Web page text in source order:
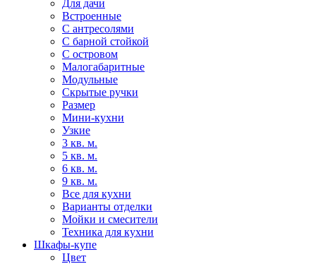
Для дачи
Встроенные
С антресолями
С барной стойкой
С островом
Малогабаритные
Модульные
Скрытые ручки
Размер
Мини-кухни
Узкие
3 кв. м.
5 кв. м.
6 кв. м.
9 кв. м.
Все для кухни
Варианты отделки
Мойки и смесители
Техника для кухни
Шкафы-купе
Цвет